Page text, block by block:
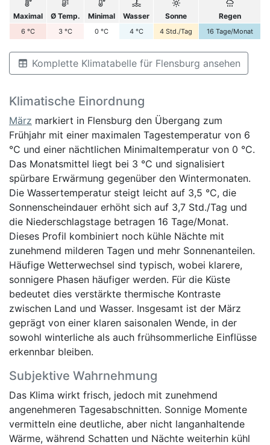
Maximal Ø Temp. Minimal Wasser Sonne Regen
6 °C 3 °C 0 °C 4 °C 4 Std./Tag 16 Tage/Monat
Komplette Klimatabelle für Flensburg ansehen
Klimatische Einordnung
März markiert in Flensburg den Übergang zum
Frühjahr mit einer maximalen Tagestemperatur von 6
°C und einer nächtlichen Minimaltemperatur von 0 °C.
Das Monatsmittel liegt bei 3 °C und signalisiert
spürbare Erwärmung gegenüber den Wintermonaten.
Die Wassertemperatur steigt leicht auf 3,5 °C, die
Sonnenscheindauer erhöht sich auf 3,7 Std./Tag und
die Niederschlagstage betragen 16 Tage/Monat.
Dieses Profil kombiniert noch kühle Nächte mit
zunehmend milderen Tagen und mehr Sonnenanteilen.
Häufige Wetterwechsel sind typisch, wobei klarere,
sonnigere Phasen häufiger werden. Für die Küste
bedeutet dies verstärkte thermische Kontraste
zwischen Land und Wasser. Insgesamt ist der März
geprägt von einer klaren saisonalen Wende, in der
sowohl winterliche als auch frühsommerliche Einflüsse
erkennbar bleiben.
Subjektive Wahrnehmung
Das Klima wirkt frisch, jedoch mit zunehmend
angenehmeren Tagesabschnitten. Sonnige Momente
vermitteln eine deutliche, aber nicht langanhaltende
Wärme, während Schatten und Nächte weiterhin kühl